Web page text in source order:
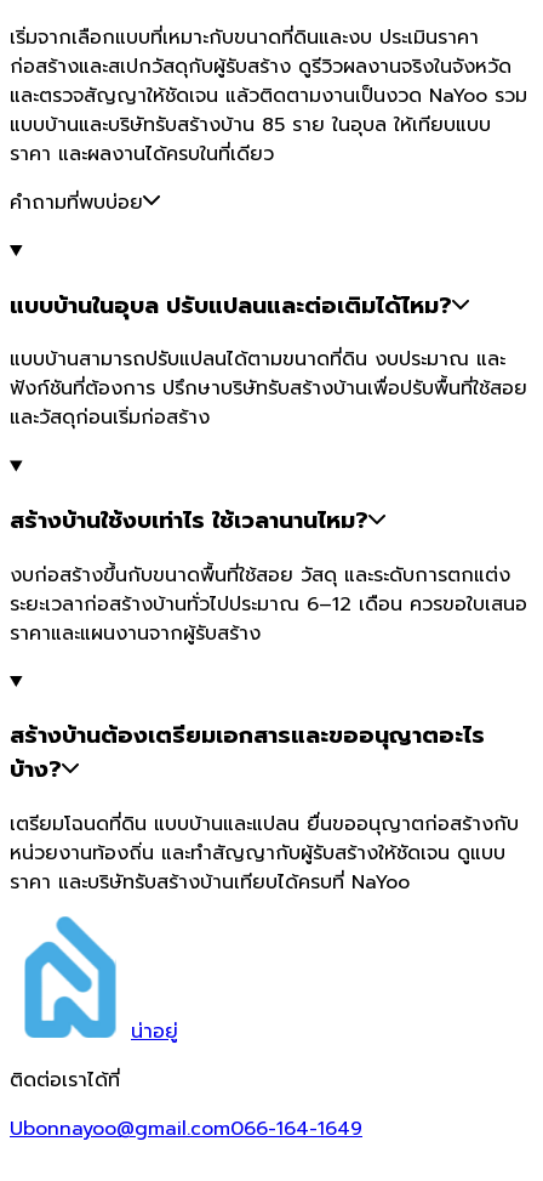
เริ่มจากเลือกแบบที่เหมาะกับขนาดที่ดินและงบ ประเมินราคา
ก่อสร้างและสเปกวัสดุกับผู้รับสร้าง ดูรีวิวผลงานจริงในจังหวัด
และตรวจสัญญาให้ชัดเจน แล้วติดตามงานเป็นงวด NaYoo รวม
แบบบ้านและบริษัทรับสร้างบ้าน 85 ราย ในอุบล ให้เทียบแบบ
ราคา และผลงานได้ครบในที่เดียว
คำถามที่พบบ่อย
แบบบ้านในอุบล ปรับแปลนและต่อเติมได้ไหม?
แบบบ้านสามารถปรับแปลนได้ตามขนาดที่ดิน งบประมาณ และ
ฟังก์ชันที่ต้องการ ปรึกษาบริษัทรับสร้างบ้านเพื่อปรับพื้นที่ใช้สอย
และวัสดุก่อนเริ่มก่อสร้าง
สร้างบ้านใช้งบเท่าไร ใช้เวลานานไหม?
งบก่อสร้างขึ้นกับขนาดพื้นที่ใช้สอย วัสดุ และระดับการตกแต่ง
ระยะเวลาก่อสร้างบ้านทั่วไปประมาณ 6–12 เดือน ควรขอใบเสนอ
ราคาและแผนงานจากผู้รับสร้าง
สร้างบ้านต้องเตรียมเอกสารและขออนุญาตอะไร
บ้าง?
เตรียมโฉนดที่ดิน แบบบ้านและแปลน ยื่นขออนุญาตก่อสร้างกับ
หน่วยงานท้องถิ่น และทำสัญญากับผู้รับสร้างให้ชัดเจน ดูแบบ
ราคา และบริษัทรับสร้างบ้านเทียบได้ครบที่ NaYoo
น่าอยู่
ติดต่อเราได้ที่
Ubonnayoo@gmail.com066-164-1649